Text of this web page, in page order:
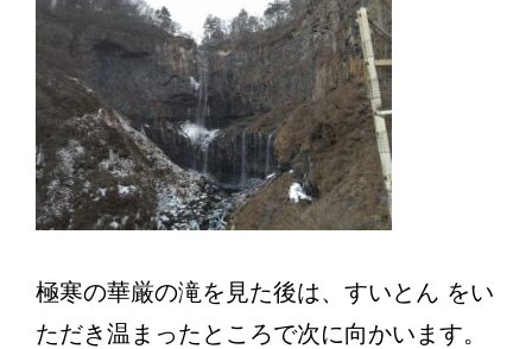
極寒の華厳の滝を見た後は、すいとん をい
ただき温まったところで次に向かいます。